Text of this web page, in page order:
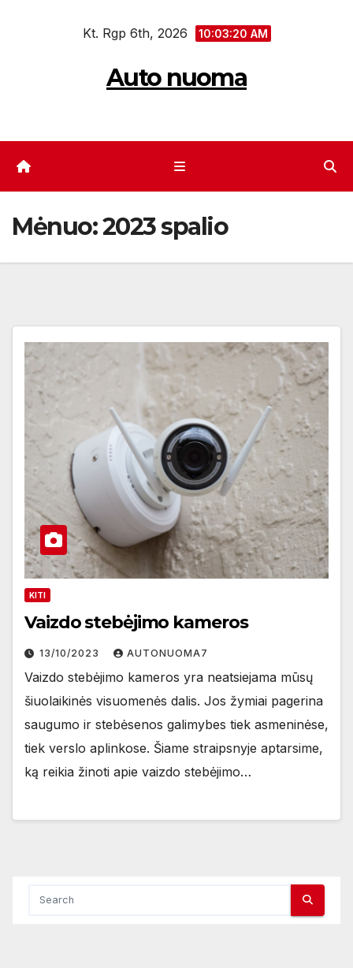
Kt. Rgp 6th, 2026 10:03:21 AM
Auto nuoma
Mėnuo:2023 spalio
KITI
Vaizdo stebėjimo kameros
13/10/2023 AUTONUOMA7
Vaizdo stebėjimo kameros yra neatsiejama mūsų
šiuolaikinės visuomenės dalis. Jos žymiai pagerina
saugumo ir stebėsenos galimybes tiek asmeninėse,
tiek verslo aplinkose. Šiame straipsnyje aptarsime,
ką reikia žinoti apie vaizdo stebėjimo…